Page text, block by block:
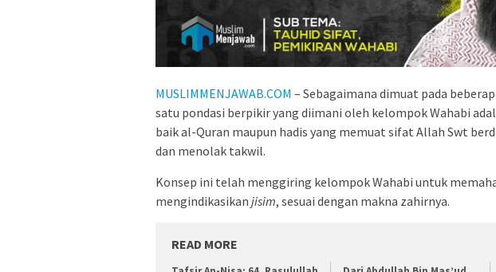
MUSLIMMENJAWAB.COM – Sebagaimana dimuat pada
satu pondasi berpikir yang diimani oleh kelompok Wahabi
baik al-Quran maupun hadis yang memuat sifat Allah Swt
dan menolak takwil.
Konsep ini telah menggiring kelompok Wahabi untuk
mengindikasikan jisim, sesuai dengan makna zahirnya.
READ MORE